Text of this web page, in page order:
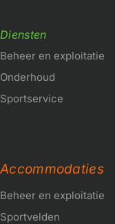
Diensten
Beheer en exploitatie
Onderhoud
Sportservice
Accommodaties
Beheer en exploitatie
Sportvelden